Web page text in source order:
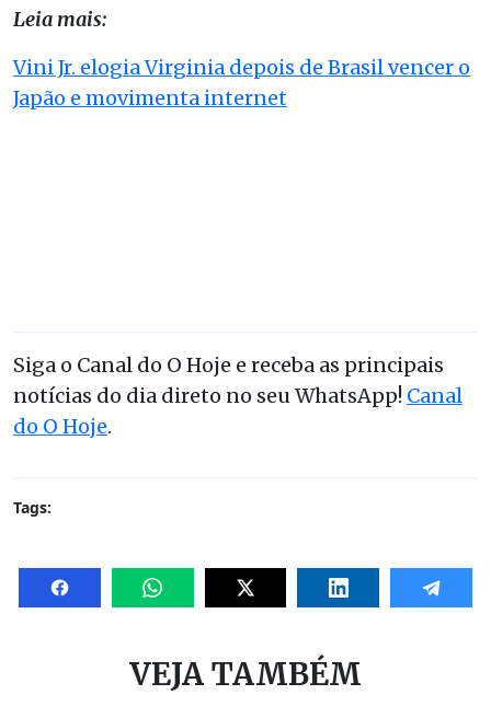
Leia mais:
Vini Jr. elogia Virginia depois de Brasil vencer o
Japão e movimenta internet
Siga o Canal do O Hoje e receba as principais
notícias do dia direto no seu WhatsApp! Canal
do O Hoje.
Tags:
VEJA TAMBÉM